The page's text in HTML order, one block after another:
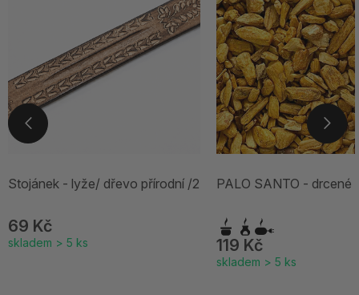
Stojánek - lyže/ dřevo přírodní /2
69 Kč
skladem > 5 ks
PALO SANTO - drcené
119 Kč
skladem > 5 ks